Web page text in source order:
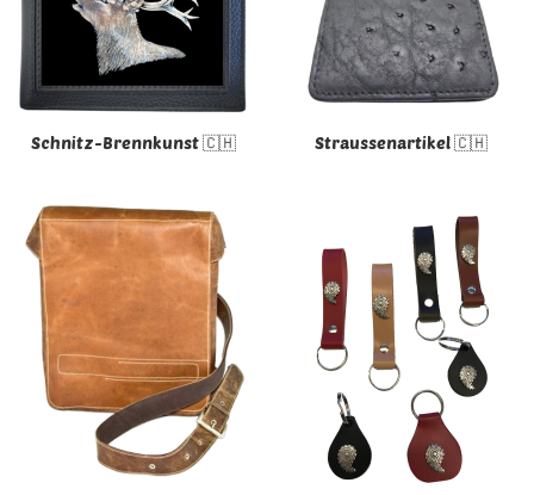
Schnitz-Brennkunst 🇨🇭 Straussenartikel 🇨🇭